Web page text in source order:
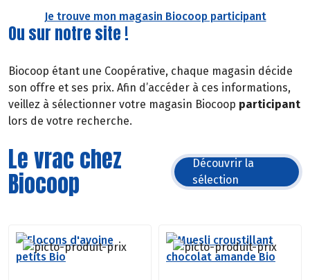
Je trouve mon magasin Biocoop participant
Ou sur notre site !
Biocoop étant une Coopérative, chaque magasin décide
son offre et ses prix. Afin d’accéder à ces informations,
veillez à sélectionner votre magasin Biocoop participant
lors de votre recherche.
Le vrac chez
Biocoop
Découvrir la
sélection